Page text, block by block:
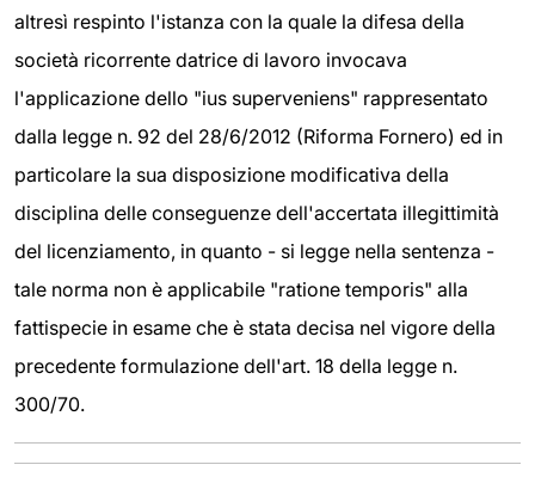
altresì respinto l'istanza con la quale la difesa della
società ricorrente datrice di lavoro invocava
l'applicazione dello "ius superveniens" rappresentato
dalla legge n. 92 del 28/6/2012 (Riforma Fornero) ed in
particolare la sua disposizione modificativa della
disciplina delle conseguenze dell'accertata illegittimità
del licenziamento, in quanto - si legge nella sentenza -
tale norma non è applicabile "ratione temporis" alla
fattispecie in esame che è stata decisa nel vigore della
precedente formulazione dell'art. 18 della legge n.
300/70.